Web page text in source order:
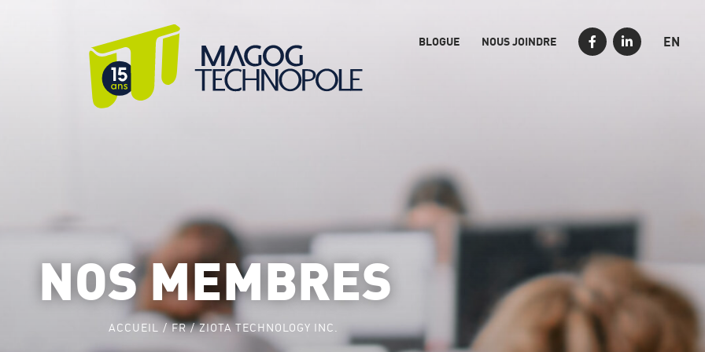
BLOGUE NOUS JOINDRE EN
NOS MEMBRES
ACCUEIL FR ZIOTA TECHNOLOGY INC.